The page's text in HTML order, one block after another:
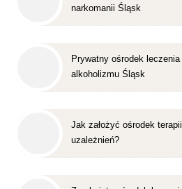
narkomanii Śląsk
Prywatny ośrodek leczenia
alkoholizmu Śląsk
Jak założyć ośrodek terapii
uzależnień?